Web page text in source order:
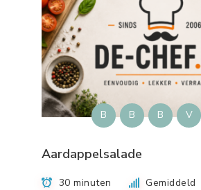
B B B V
Aardappelsalade
30 minuten Gemiddeld